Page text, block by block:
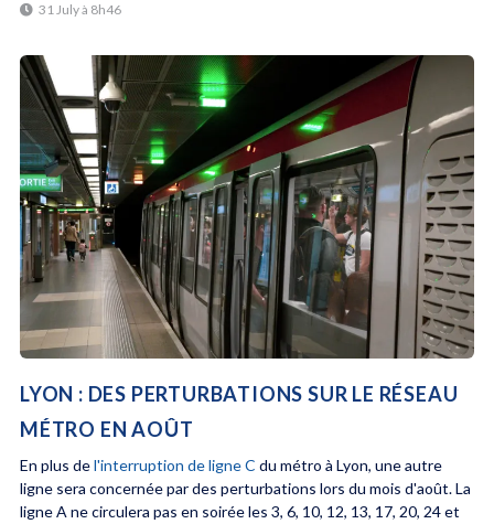
31 July à 8h46
LYON : DES PERTURBATIONS SUR LE RÉSEAU
MÉTRO EN AOÛT
En plus del'interruption de ligne C du métro à Lyon, une autre
ligne sera concernée par des perturbations lors du mois d'août. La
ligne A ne circulera pas en soirée les 3, 6, 10, 12, 13, 17, 20, 24 et